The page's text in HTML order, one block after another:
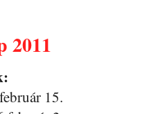
2011
15.